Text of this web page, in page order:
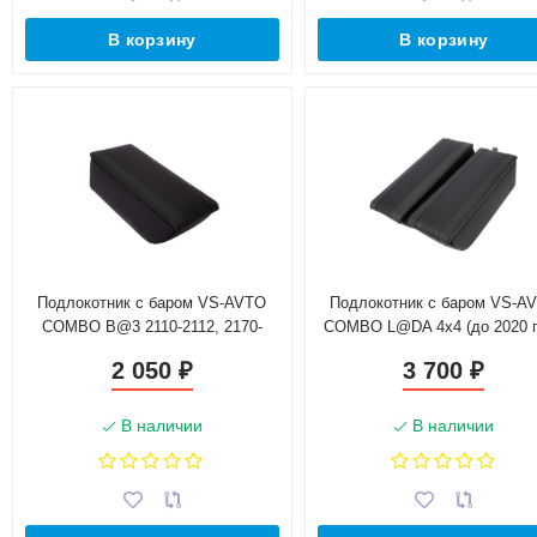
В корзину В корзину
Подлокотник с баром VS-AVTO
COMBO B@3 2110-2112, 2170-
2 050 ₽
В наличии
Подлокотник с баром VS-
COMBO L@DA 4х4 (до 2020
3 700₽
В наличии